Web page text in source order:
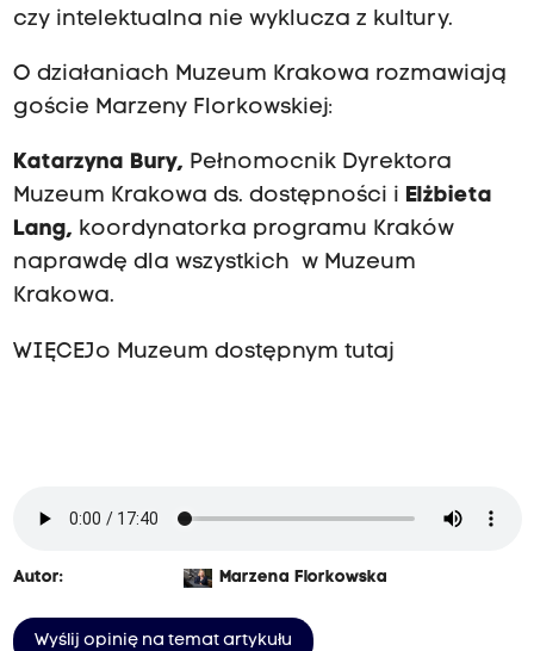
czy intelektualna nie wyklucza z kultury.
O działaniach Muzeum Krakowa rozmawiają
goście Marzeny Florkowskiej:
Katarzyna Bury, Pełnomocnik Dyrektora
Muzeum Krakowa ds. dostępności i Elżbieta
Lang, koordynatorka programu Kraków
naprawdę dla wszystkich w Muzeum
Krakowa.
WIĘCEJ o Muzeum dostępnym tutaj
Autor: Marzena Florkowska
Wyślij opinię na temat artykułu